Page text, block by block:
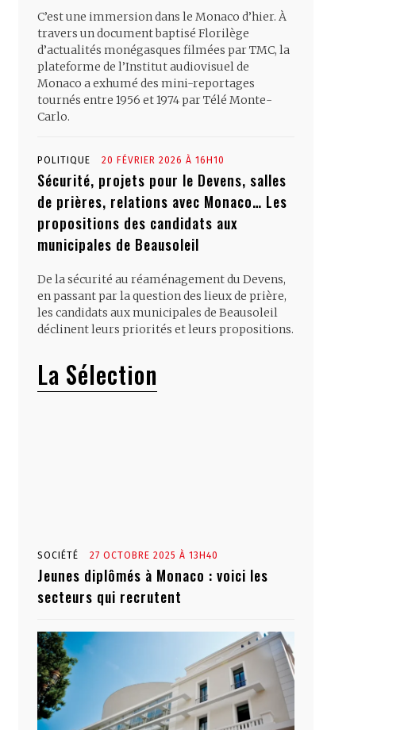
C’est une immersion dans le Monaco d’hier. À
travers un document baptisé Florilège
d’actualités monégasques filmées par TMC, la
plateforme de l’Institut audiovisuel de
Monaco a exhumé des mini-reportages
tournés entre 1956 et 1974 par Télé Monte-
Carlo.
POLITIQUE 20 FÉVRIER 2026 À 16H10
Sécurité, projets pour le Devens, salles
de prières, relations avec Monaco… Les
propositions des candidats aux
municipales de Beausoleil
De la sécurité au réaménagement du Devens,
en passant par la question des lieux de prière,
les candidats aux municipales de Beausoleil
déclinent leurs priorités et leurs propositions.
La Sélection
SOCIÉTÉ 27 OCTOBRE 2025 À 13H40
Jeunes diplômés à Monaco : voici les
secteurs qui recrutent